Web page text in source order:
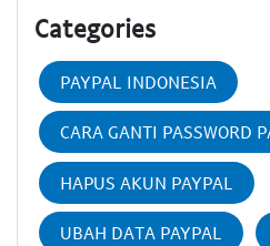
Categories
PAYPAL INDONESIA
CARA GANTI PASSWORD
HAPUS AKUN PAYPAL
UBAH DATA PAYPAL